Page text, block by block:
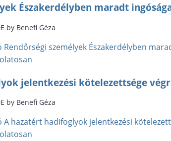
Északerdélyben maradt
by Benefi Géza
Rendőrségi személyek Északerdélyben
jelentkezési kötelezettsége
by Benefi Géza
A hazatért hadifoglyok jelentkezési